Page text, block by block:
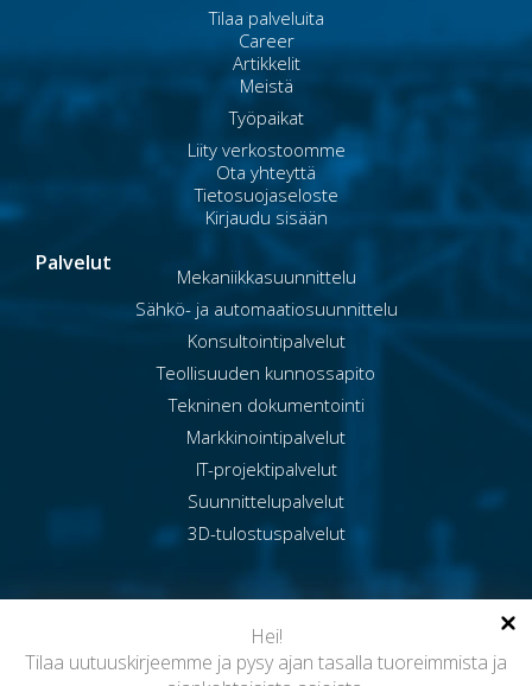
Hei!
Tilaa uutuuskirjeemme ja pysy ajan tasalla tuoreimmista ja
Tilaa palveluita
Career
Artikkelit
Meistä
Työpaikat
Liity verkostoomme
Ota yhteyttä
Tietosuojaseloste
Kirjaudu sisään
Palvelut
Mekaniikkasuunnittelu
Sähkö- ja automaatiosuunnittelu
Konsultointipalvelut
Teollisuuden kunnossapito
Tekninen dokumentointi
Markkinointipalvelut
IT-projektipalvelut
Suunnittelupalvelut
3D-tulostuspalvelut